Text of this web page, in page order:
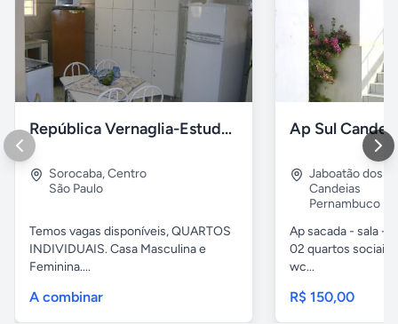
República Vernaglia-Estudantes e ou Trabalhadores
Sorocaba,Centro
São Paulo
Temos vagas disponíveis, QUARTOS
INDIVIDUAIS. Casa Masculina e
Feminina....
A combinar
Ap Sul
Jaboatão dos
Candeias
Pernambuco
Ap sacada - sala -
02 quartos
wc...
R$ 150,00